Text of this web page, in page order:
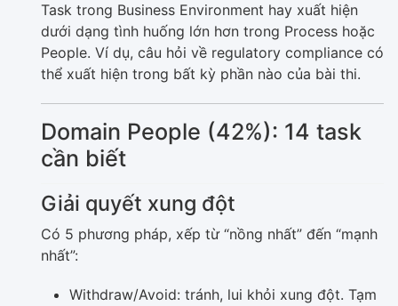
Task trong Business Environment hay xuất hiện
dưới dạng tình huống lớn hơn trong Process hoặc
People. Ví dụ, câu hỏi về regulatory compliance có
thể xuất hiện trong bất kỳ phần nào của bài thi.
Domain People (42%): 14 task
cần biết
Giải quyết xung đột
Có 5 phương pháp, xếp từ “nồng nhất” đến “mạnh
nhất”:
Withdraw/Avoid: tránh, lui khỏi xung đột. Tạm